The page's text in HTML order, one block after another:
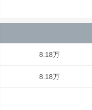
8.18万
8.18万